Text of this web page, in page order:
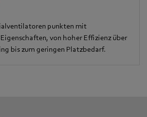
punkten mit
von hoher Effizienz über
bis zum geringen Platzbedarf.